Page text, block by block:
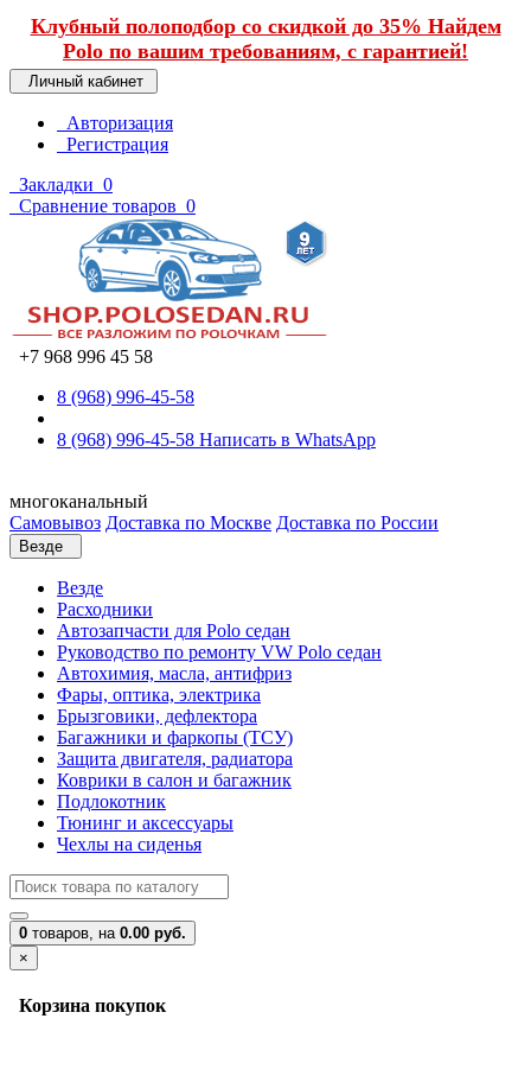
Клубный полоподбор со скидкой до 35% Найдем
Polo по вашим требованиям, с гарантией!
Личный кабинет
Авторизация
Регистрация
Закладки 0
Сравнение товаров 0
+7 968 996 45 58
8 (968) 996-45-58
8 (968) 996-45-58 Написать в WhatsApp
многоканальный
Самовывоз Доставка по Москве Доставка по России
Везде
Везде
Расходники
Автозапчасти для Polo седан
Руководство по ремонту VW Polo седан
Автохимия, масла, антифриз
Фары, оптика, электрика
Брызговики, дефлектора
Багажники и фаркопы (ТСУ)
Защита двигателя, радиатора
Коврики в салон и багажник
Подлокотник
Тюнинг и аксессуары
Чехлы на сиденья
0 товаров, на 0.00 руб.
×
Корзина покупок